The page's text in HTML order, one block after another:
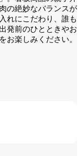
の絶妙なバランスが
れにこだわり、誰も
発前のひとときやお
お楽しみください。